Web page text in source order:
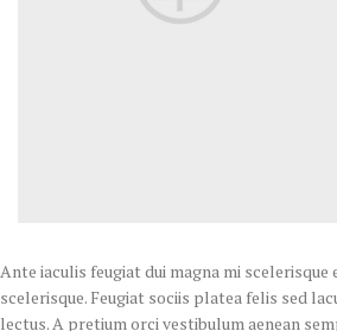
Ante iaculis feugiat dui magna mi
scelerisque. Feugiat sociis platea felis sed
lectus. A pretium orci vestibulum aenean